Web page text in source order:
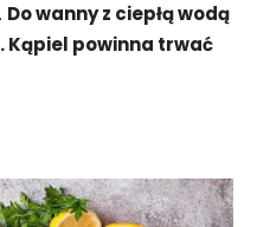
Do wanny z ciepłą wodą
Kąpiel powinna trwać